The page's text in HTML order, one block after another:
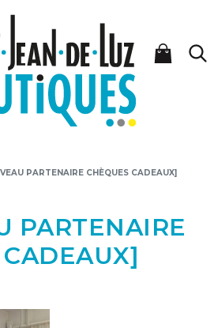
Jean-de-Luz Boutiques
PARTENAIRE CHÈQUES CADEAUX]
PARTENAIRE